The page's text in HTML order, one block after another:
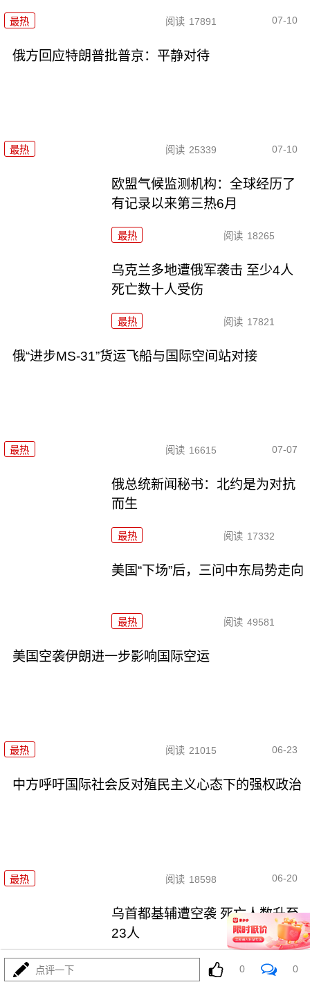
最热 阅读 17891 07-10
俄方回应特朗普批普京：平静对待
最热 阅读 25339 07-10
欧盟气候监测机构：全球经历了
有记录以来第三热6月
最热 阅读 18265
乌克兰多地遭俄军袭击 至少4人
死亡数十人受伤
最热 阅读 17821
俄“进步MS-31”货运飞船与国际空间站对接
最热 阅读 16615 07-07
俄总统新闻秘书：北约是为对抗
而生
最热 阅读 17332
美国“下场”后，三问中东局势走向
最热 阅读 49581
美国空袭伊朗进一步影响国际空运
最热 阅读 21015 06-23
中方呼吁国际社会反对殖民主义心态下的强权政治
最热 阅读 18598 06-20
乌首都基辅遭空袭 死亡人数升至
23人
阅读 18863
点评一下 0 0